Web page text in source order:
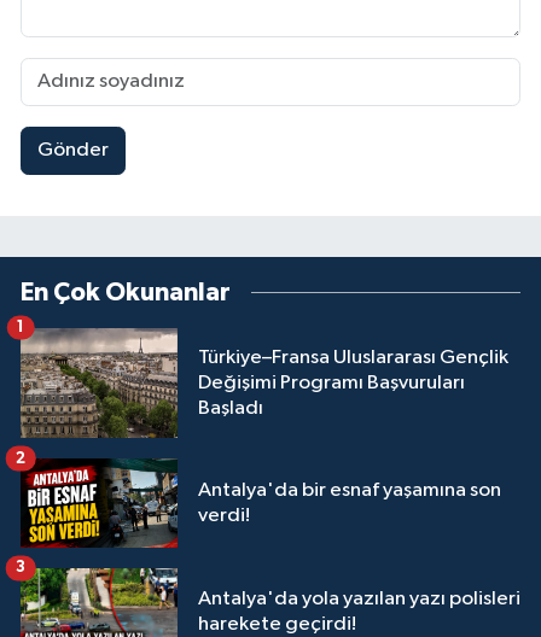
Gönder
En Çok Okunanlar
Türkiye–Fransa Uluslararası Gençlik
Değişimi Programı Başvuruları
Başladı
1
Antalya'da bir esnaf yaşamına son
verdi!
2
Antalya'da yola yazılan yazı polisleri
harekete geçirdi!
3